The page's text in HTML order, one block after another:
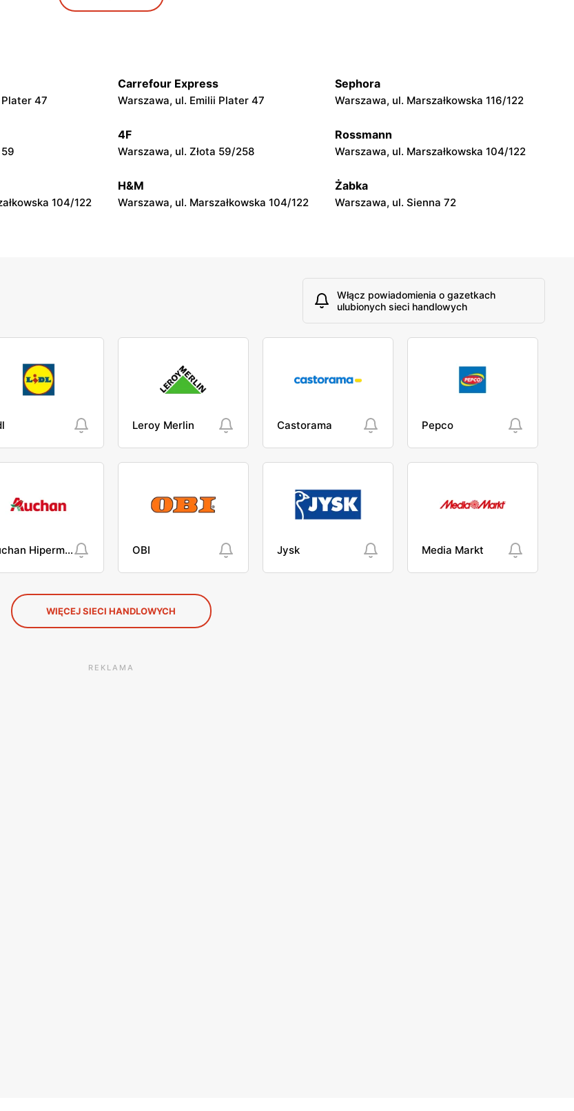
Daszyńskiego 4
4
Wyszków, ul. Gen. Józefa Sowińskiego
66
Wyszków, ul. Gen. Józefa Sowińskiego
62
41 Garwolin, ul. Kościuszki 13
4F
Rawa Mazowiecka al. Konstytucji 3 Maja
5
47
Carrefour Express
Warszawa, ul. Emilii Plater 47
Sephora
Warszawa, ul. Marszałkowska 116/122
4F
Warszawa, ul. Złota 59/258
Rossmann
Warszawa, ul. Marszałkowska 104/122
104/122
H&M
Warszawa, ul. Marszałkowska 104/122
Żabka
Warszawa, ul. Sienna 72
Włącz powiadomienia o gazetkach
ulubionych sieci handlowych
Leroy Merlin Castorama Pepco
Auchan Hipermarket OBI Jysk Media Markt
WIĘCEJ SIECI HANDLOWYCH
REKLAMA